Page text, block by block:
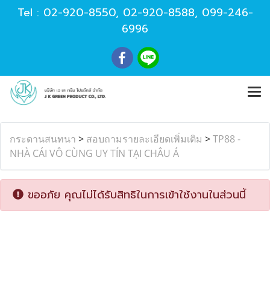
Tel : 02-920-8550, 02-920-8588, 099-246-
6996
กระดานสนทนา > สอบถามรายละเอียดเพิ่มเติม >TP88 -
NHÀ CÁI VÔ CÙNG UY TÍN TẠI CHÂU Á
ขออภัย คุณไม่ได้รับสิทธิในการเข้าใช้งานในส่วนนี้